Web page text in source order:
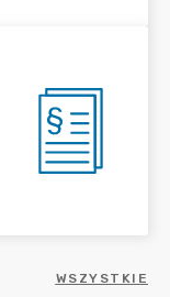
WSZYSTKIE